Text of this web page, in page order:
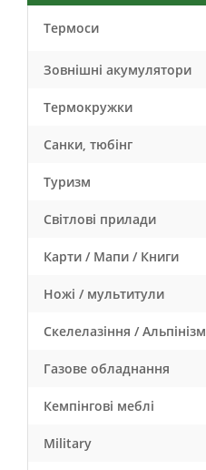
Термоси
Зовнішні акумулятори
Термокружки
Санки, тюбінг
Туризм
Світлові прилади
Карти / Мапи / Книги
Ножі / мультитули
Скелелазіння / Альпінізм
Газове обладнання
Кемпінгові меблі
Military